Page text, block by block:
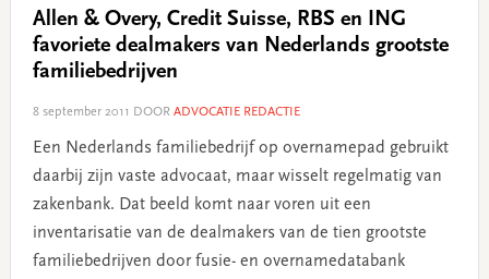
Allen & Overy, Credit Suisse, RBS en ING
favoriete dealmakers van Nederlands grootste
familiebedrijven
8 september 2011 DOOR ADVOCATIE REDACTIE
Een Nederlands familiebedrijf op overnamepad gebruikt
daarbij zijn vaste advocaat, maar wisselt regelmatig van
zakenbank. Dat beeld komt naar voren uit een
inventarisatie van de dealmakers van de tien grootste
familiebedrijven door fusie- en overnamedatabank